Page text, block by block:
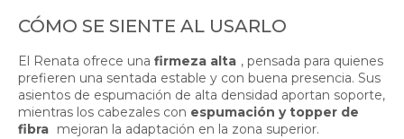
CÓMO SE SIENTE AL USARLO
El Renata ofrece una firmeza alta , pensada para quienes
prefieren una sentada estable y con buena presencia. Sus
asientos de espumación de alta densidad aportan soporte,
mientras los cabezales con espumación y topper de
fibra mejoran la adaptación en la zona superior.